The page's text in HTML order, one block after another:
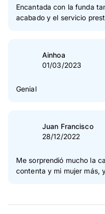
Encantada con la funda
acabado y el servicio
Ainhoa
01/03/2023
Genial
Juan Francisco
28/12/2022
Me sorprendió mucho la
contenta y mi mujer más,